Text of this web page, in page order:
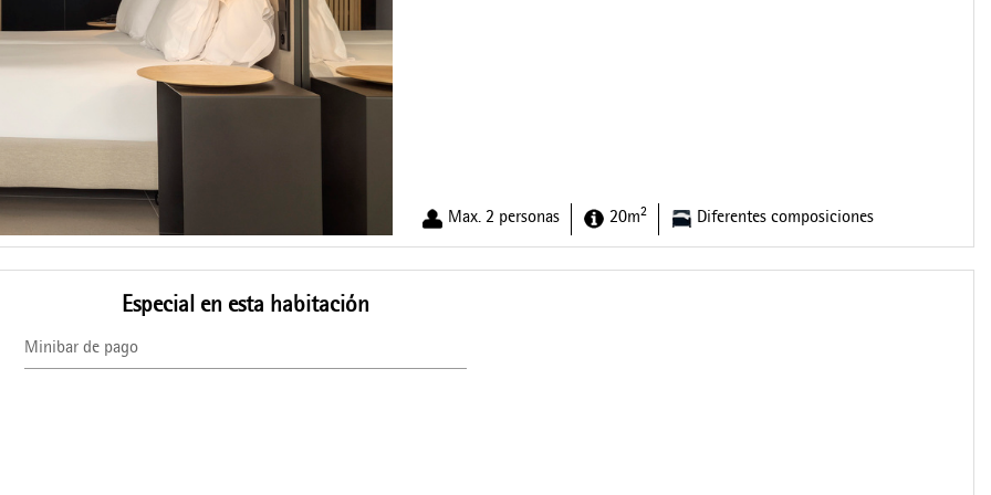
Max. 2 personas 20m2 Diferentes composiciones
Especial en esta habitación
Minibar de pago